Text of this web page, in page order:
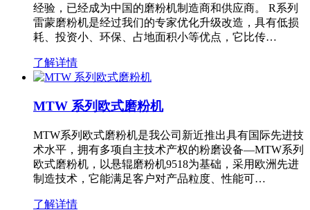
经验，已经成为中国的磨粉机制造商和供应商。 R系列
雷蒙磨粉机是经过我们的专家优化升级改造，具有低损
耗、投资小、环保、占地面积小等优点，它比传…
了解详情
MTW 系列欧式磨粉机
MTW系列欧式磨粉机是我公司新近推出具有国际先进技
术水平，拥有多项自主技术产权的粉磨设备—MTW系列
欧式磨粉机，以悬辊磨粉机9518为基础，采用欧洲先进
制造技术，它能满足客户对产品粒度、性能可…
了解详情